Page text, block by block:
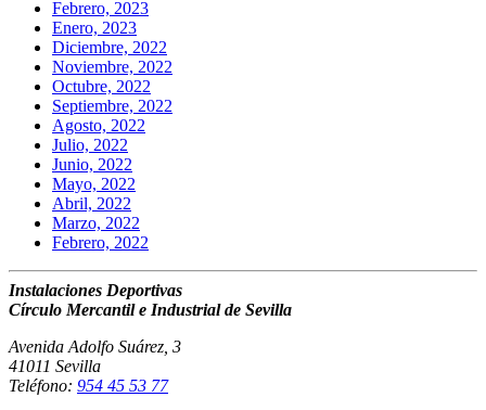
Febrero, 2023
Enero, 2023
Diciembre, 2022
Noviembre, 2022
Octubre, 2022
Septiembre, 2022
Agosto, 2022
Julio, 2022
Junio, 2022
Mayo, 2022
Abril, 2022
Marzo, 2022
Febrero, 2022
Instalaciones Deportivas
Círculo Mercantil e Industrial de Sevilla
Avenida Adolfo Suárez, 3
41011 Sevilla
Teléfono: 954 45 53 77